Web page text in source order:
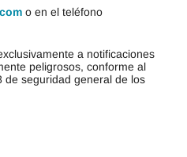
o en el teléfono
a notificaciones
peligrosos, conforme al
de seguridad general de los